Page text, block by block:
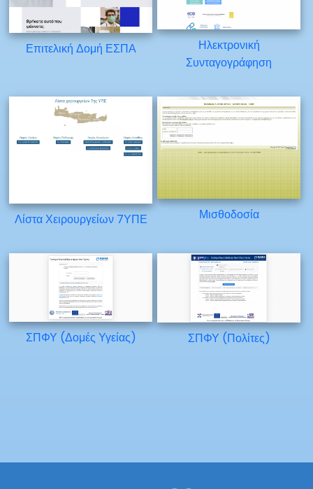
Επιτελική Δομή ΕΣΠΑ
Ηλεκτρονική
Συνταγογράφηση
Λίστα Χειρουργείων 7ΥΠΕ Μισθοδοσία
ΣΠΦΥ (Δομές Υγείας) ΣΠΦΥ (Πολίτες)